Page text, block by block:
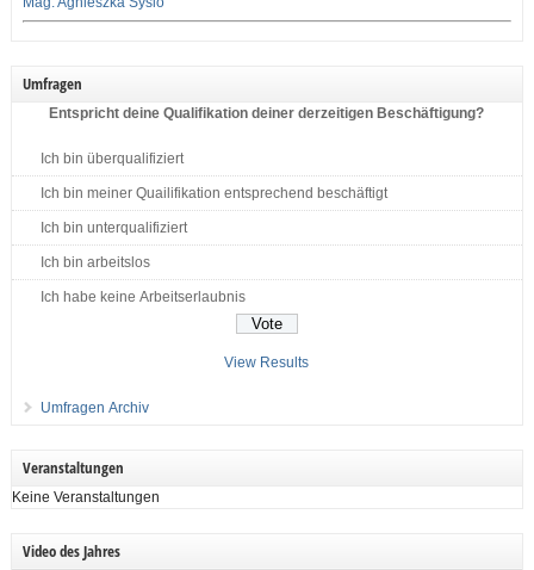
Umfragen
Entspricht deine Qualifikation deiner derzeitigen Beschäftigung?
Ich bin überqualifiziert
Ich bin meiner Quailifikation entsprechend beschäftigt
Ich bin unterqualifiziert
Ich bin arbeitslos
Ich habe keine Arbeitserlaubnis
View Results
Umfragen Archiv
Veranstaltungen
Keine Veranstaltungen
Video des Jahres